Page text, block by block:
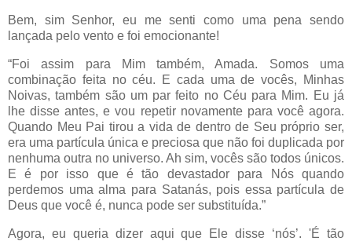
Bem, sim Senhor, eu me senti como uma pena sendo
lançada pelo vento e foi emocionante!
“Foi assim para Mim também, Amada. Somos uma
combinação feita no céu. E cada uma de vocês, Minhas
Noivas, também são um par feito no Céu para Mim. Eu já
lhe disse antes, e vou repetir novamente para você agora.
Quando Meu Pai tirou a vida de dentro de Seu próprio ser,
era uma partícula única e preciosa que não foi duplicada por
nenhuma outra no universo. Ah sim, vocês são todos únicos.
E é por isso que é tão devastador para Nós quando
perdemos uma alma para Satanás, pois essa partícula de
Deus que você é, nunca pode ser substituída.”
Agora, eu queria dizer aqui que Ele disse ‘nós’. 'É tão